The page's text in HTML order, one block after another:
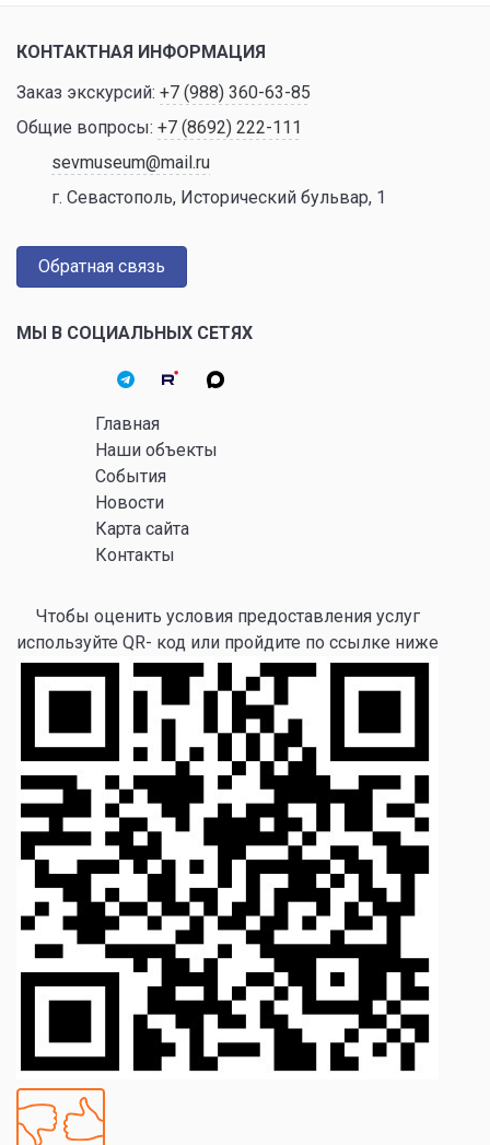
КОНТАКТНАЯ ИНФОРМАЦИЯ
Заказ экскурсий: +7 (988) 360-63-85
Общие вопросы: +7 (8692) 222-111
sevmuseum@mail.ru
г. Севастополь, Исторический бульвар, 1
Обратная связь
МЫ В СОЦИАЛЬНЫХ СЕТЯХ
Главная
Наши объекты
События
Новости
Карта сайта
Контакты
Чтобы оценить условия предоставления услуг
используйте QR- код или пройдите по ссылке ниже